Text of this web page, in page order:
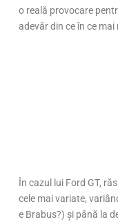
o reală provocare
adevăr din ce în ce mai
În cazul lui Ford GT,
cele mai variate,
e Brabus?) și până la